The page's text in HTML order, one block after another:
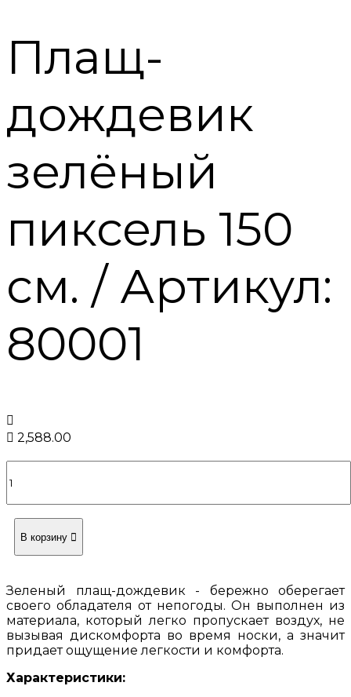
Плащ-
дождевик
зелёный
пиксель 150
см. / Артикул:
80001

 2,588.00
Зеленый плащ-дождевик - бережно оберегает
своего обладателя от непогоды. Он выполнен из
материала, который легко пропускает воздух, не
вызывая дискомфорта во время носки, а значит
придает ощущение легкости и комфорта.
Характеристики: